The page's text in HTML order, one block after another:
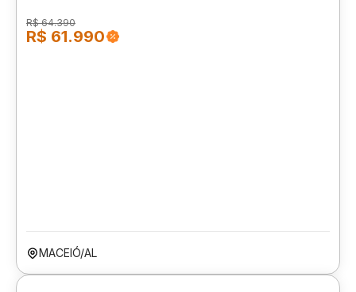
R$ 64.390
R$ 61.990
MACEIÓ/AL